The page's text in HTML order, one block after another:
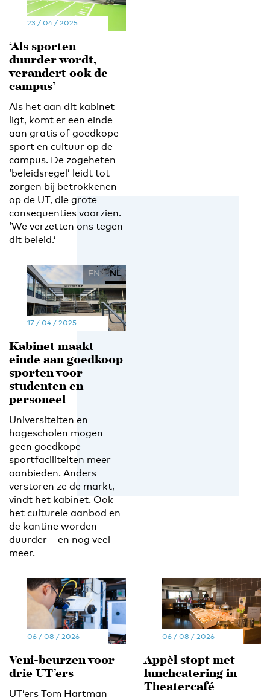
23 / 04 / 2025
‘Als sporten
duurder wordt,
verandert ook de
campus’
Als het aan dit kabinet
ligt, komt er een einde
aan gratis of goedkope
sport en cultuur op de
campus. De zogeheten
‘beleidsregel’ leidt tot
zorgen bij betrokkenen
op de UT, die grote
consequenties voorzien.
‘We verzetten ons tegen
dit beleid.’
EN NL
17 / 04 / 2025
Kabinet maakt
einde aan goedkoop
sporten voor
studenten en
personeel
Universiteiten en
hogescholen mogen
geen goedkope
sportfaciliteiten meer
aanbieden. Anders
verstoren ze de markt,
vindt het kabinet. Ook
het culturele aanbod en
de kantine worden
duurder – en nog veel
meer.
06 / 08 / 2026
Veni-beurzen voor
drie UT’ers
UT’ers Tom Hartman
06 / 08 / 2026
Appèl stopt met
lunchcatering in
Theatercafé